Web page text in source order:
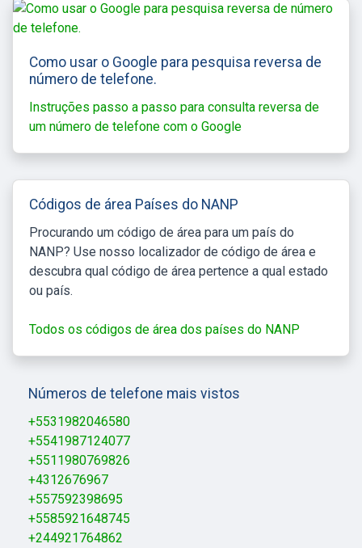
Como usar o Google para pesquisa reversa de
número de telefone.
Instruções passo a passo para consulta reversa de
um número de telefone com o Google
Códigos de área Países do NANP
Procurando um código de área para um país do
NANP? Use nosso localizador de código de área e
descubra qual código de área pertence a qual estado
ou país.
Todos os códigos de área dos países do NANP
Números de telefone mais vistos
+5531982046580
+5541987124077
+5511980769826
+4312676967
+557592398695
+5585921648745
+244921764862